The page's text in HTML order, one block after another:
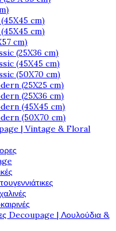
cm)
cm)
cm)
(25X36 cm)
(45X45 cm)
(50X70 cm)
(25X25 cm)
(25X36 cm)
(45X45 cm)
(50X70 cm)
| Vintage & Floral
Decoupage | Λουλούδια &